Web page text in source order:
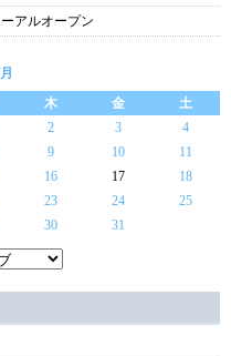
アルオープン
木 金
土
2 3
4
9 10
11
16 17
18
23 24
25
30 31